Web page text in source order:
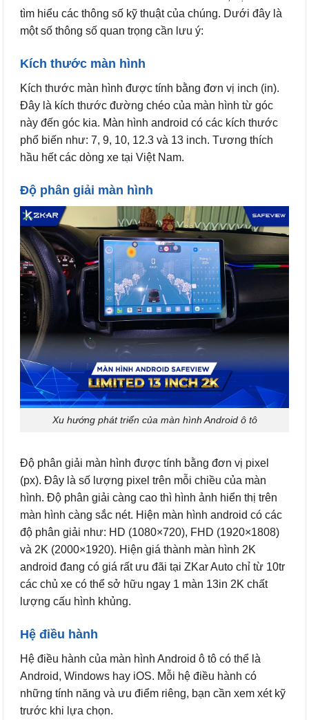
tìm hiểu các thông số kỹ thuật của chúng. Dưới đây là
một số thông số quan trọng cần lưu ý:
Kích thước màn hình
Kích thước màn hình được tính bằng đơn vị inch (in).
Đây là kích thước đường chéo của màn hình từ góc
này đến góc kia. Màn hình android có các kích thước
phổ biến như: 7, 9, 10, 12.3 và 13 inch. Tương thích
hầu hết các dòng xe tại Việt Nam.
Độ phân giải màn hình
Xu hướng phát triển của màn hình Android ô tô
Độ phân giải màn hình được tính bằng đơn vị pixel
(px). Đây là số lượng pixel trên mỗi chiều của màn
hình. Độ phân giải càng cao thì hình ảnh hiển thị trên
màn hình càng sắc nét. Hiện màn hình android có các
độ phân giải như: HD (1080×720), FHD (1920×1808)
và 2K (2000×1920). Hiện giá thành màn hình 2K
android đang có giá rất ưu đãi tại ZKar Auto chỉ từ 10tr
các chủ xe có thể sở hữu ngay 1 màn 13in 2K chất
lượng cấu hình khủng.
Hệ điều hành
Hệ điều hành của màn hình Android ô tô có thể là
Android, Windows hay iOS. Mỗi hệ điều hành có
những tính năng và ưu điểm riêng, bạn cần xem xét kỹ
trước khi lựa chọn.